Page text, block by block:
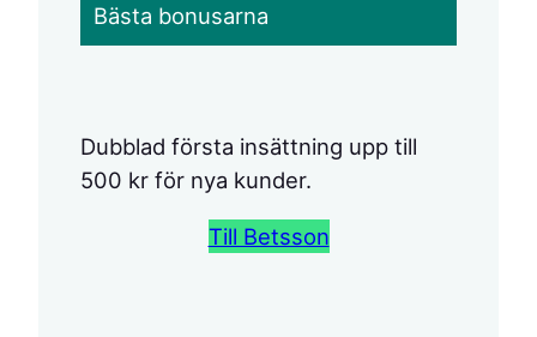
Bästa bonusarna
Dubblad första insättning upp till
500 kr för nya kunder.
Till Betsson